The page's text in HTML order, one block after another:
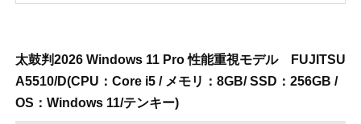
太鼓判2026 Windows 11 Pro 性能重視モデル FUJITSU
A5510/D(CPU：Core i5 / メモリ：8GB/ SSD：256GB /
OS：Windows 11/テンキー)